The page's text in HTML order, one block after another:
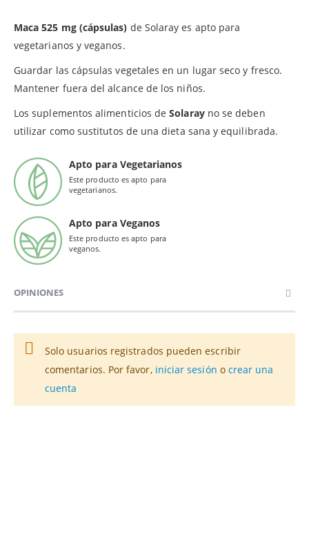
Maca 525 mg (cápsulas) de Solaray es apto para
vegetarianos y veganos.
Guardar las cápsulas vegetales en un lugar seco y fresco.
Mantener fuera del alcance de los niños.
Los suplementos alimenticios deSolarayno se deben
utilizar como sustitutos de una dieta sana y equilibrada.
Apto para Vegetarianos
Este producto es apto para
vegetarianos.
Apto para Veganos
Este producto es apto para
veganos.
OPINIONES
Solo usuarios registrados pueden escribir
comentarios. Por favor, iniciar sesión o crear una
cuenta